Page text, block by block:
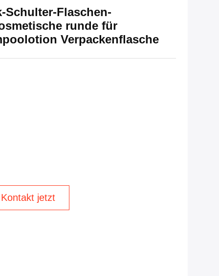
Schulter-Flaschen-
runde für
Verpackenflasche
Kontakt jetzt